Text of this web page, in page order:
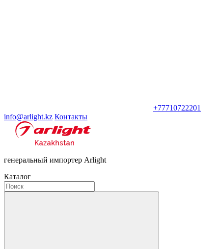
+77710722201
info@arlight.kz Контакты
генеральный импортер Arlight
Каталог